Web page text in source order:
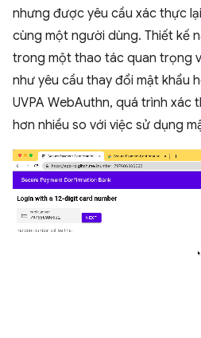
nhưng được yêu cầu xác thực
cùng một người dùng. Thiết kế
trong một thao tác quan trọng
như yêu cầu thay đổi mật khẩu
UVPA WebAuthn, quá trình xác
hơn nhiều so với việc sử dụng